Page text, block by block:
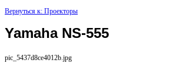
Вернуться к: Проекторы
Yamaha NS-555
pic_5437d8ce4012b.jpg